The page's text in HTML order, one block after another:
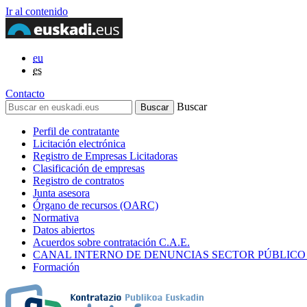
Ir al contenido
eu
es
Contacto
Buscar
Perfil de contratante
Licitación electrónica
Registro de Empresas Licitadoras
Clasificación de empresas
Registro de contratos
Junta asesora
Órgano de recursos (OARC)
Normativa
Datos abiertos
Acuerdos sobre contratación C.A.E.
CANAL INTERNO DE DENUNCIAS SECTOR
Formación